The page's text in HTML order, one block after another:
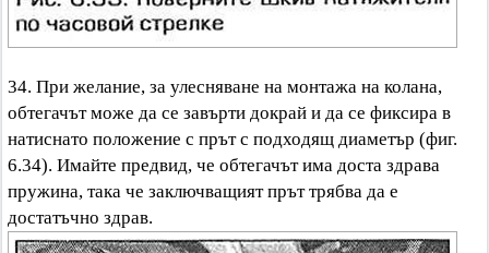
34. При желание, за улесняване на монтажа на колана,
обтегачът може да се завърти докрай и да се фиксира в
натиснато положение с прът с подходящ диаметър (фиг.
6.34). Имайте предвид, че обтегачът има доста здрава
пружина, така че заключващият прът трябва да е
достатъчно здрав.